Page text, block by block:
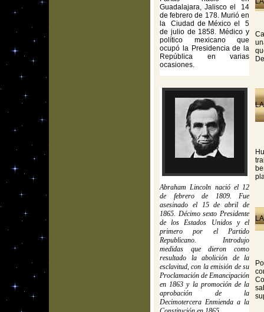
Guadalajara, Jalisco el 14
de febrero de 178. Murió en
la Ciudad de México el 5
de julio de 1858. Médico y
político mexicano que
ocupó la Presidencia de la
República en varias
ocasiones.
Abraham Lincoln nació el 12
de febrero de 1809. Fue
asesinado el 15 de abril de
1865. Décimo sexto Presidente
de los Estados Unidos y el
primero por el Partido
Republicano. Introdujo
medidas que dieron como
resultado la abolición de la
esclavitud, con la emisión de su
Proclamación de Emancipación
en 1863 y la promoción de la
aprobación de la
Decimotercera Enmienda a la